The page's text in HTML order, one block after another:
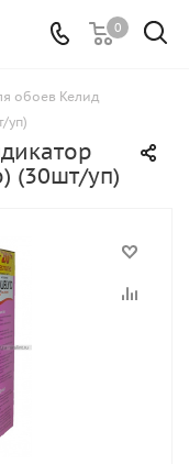
0
обоев Келид
уп)
(30шт/уп)